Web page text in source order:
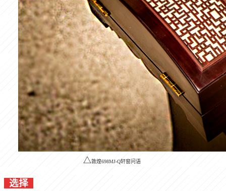
△敦煌698MJ-Q轩窗问语
选择